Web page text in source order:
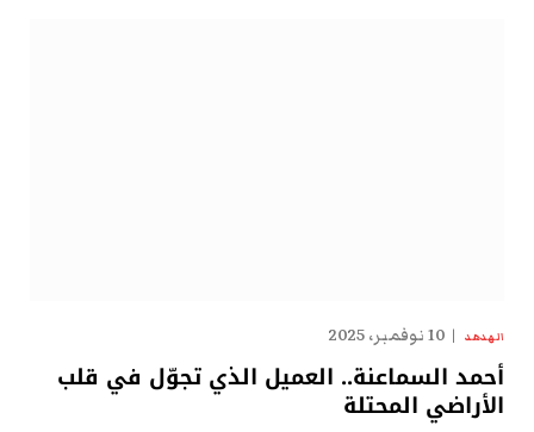
الهدهد 10 نوفمبر، 2025
أحمد السماعنة.. العميل الذي تجوّل في قلب
الأراضي المحتلة